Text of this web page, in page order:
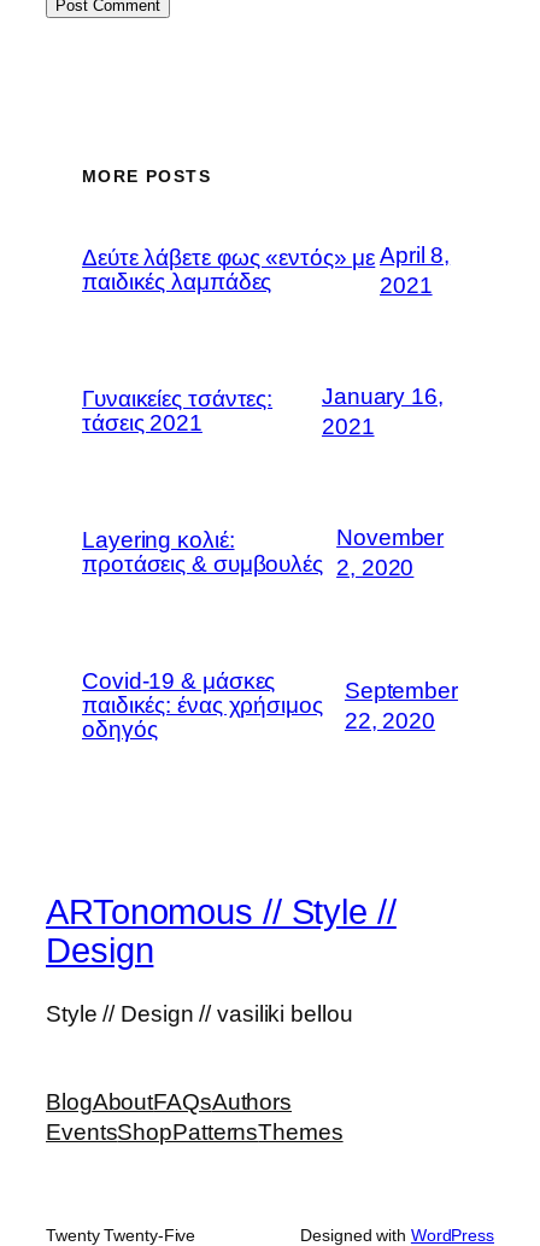
MORE POSTS
Δεύτε λάβετε φως «εντός» με
παιδικές λαμπάδες
April 8,
2021
Γυναικείες τσάντες:
τάσεις 2021
January 16,
2021
Layering κολιέ:
προτάσεις & συμβουλές
November
2, 2020
Covid-19 & μάσκες
παιδικές: ένας χρήσιμος
οδηγός
September
22, 2020
ARTonomous // Style //
Design
Style // Design // vasiliki bellou
BlogAboutFAQsAuthors
EventsShopPatternsThemes
Twenty Twenty-Five Designed with WordPress